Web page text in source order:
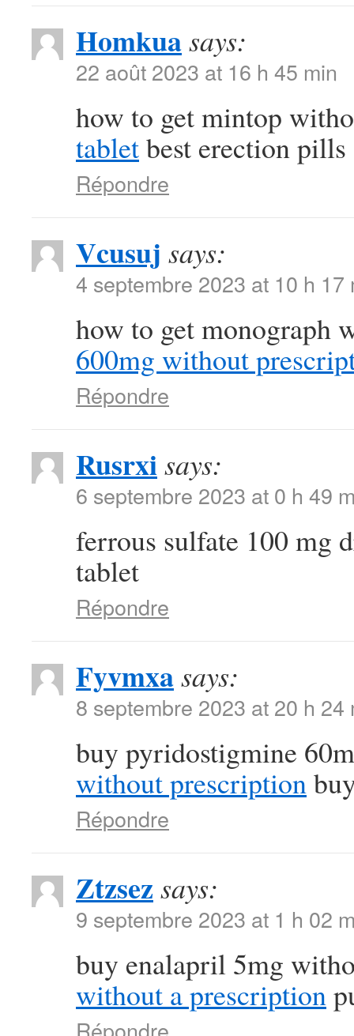
Homkuasays:
22 août 2023 at 16 h 45 min
how to get mintop
tabletbest erection pills
Répondre
Vcusuj says:
4 septembre 2023 at 10 h 17
how to get monograph
600mg without
Répondre
Rusrxisays:
6 septembre 2023 at 0 h 49
ferrous sulfate 100 mg
tablet
Répondre
Fyvmxasays:
8 septembre 2023 at 20 h 24
buy pyridostigmine
without prescription
Répondre
Ztzsez says:
9 septembre 2023 at 1 h 02
buy enalapril 5mg
without a prescription